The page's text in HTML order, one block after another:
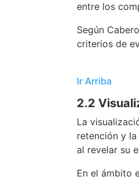
entre los
Según
criterios de
Ir Arriba
2.2
La
retención y
al revelar su
En el ámbito